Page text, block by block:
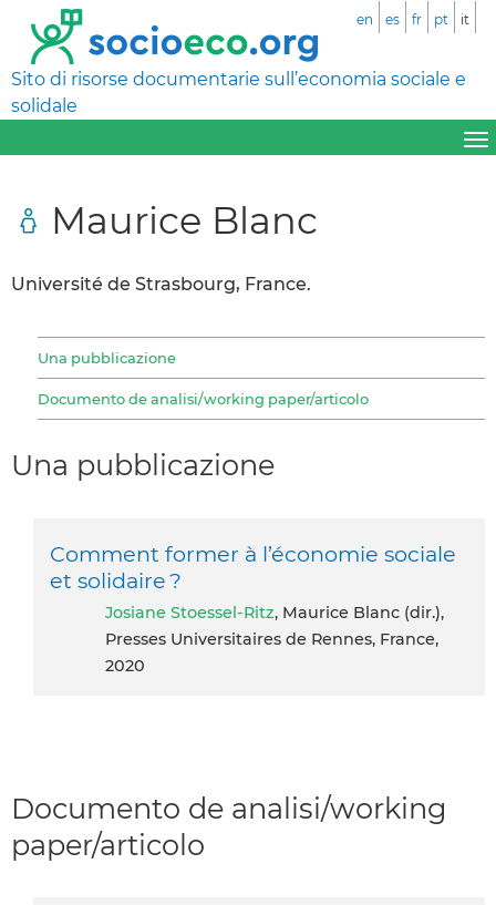
Sito di risorse documentarie sull’economia sociale e
solidale
en es fr pt it
Maurice Blanc
Université de Strasbourg, France.
Una pubblicazione
Documento de analisi/working paper/articolo
Una pubblicazione
Comment former à l’économie sociale
et solidaire ?
Josiane Stoessel-Ritz, Maurice Blanc (dir.),
Presses Universitaires de Rennes, France,
2020
Documento de analisi/working
paper/articolo